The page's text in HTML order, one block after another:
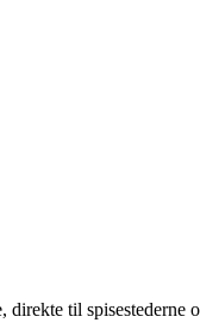
til spisestederne